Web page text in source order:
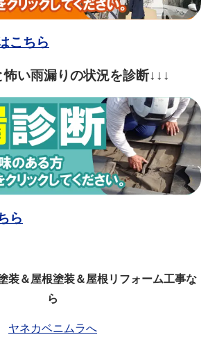
こちら
い雨漏りの状況を診断↓↓↓
ら
装＆屋根塗装＆屋根リフォーム工事な
ら
ヤネカベニムラへ